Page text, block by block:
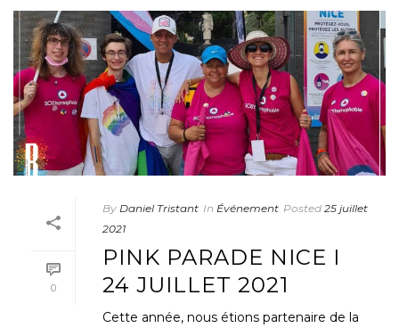
0
By Daniel Tristant In Événement Posted 25 juillet
2021
PINK PARADE NICE I
24 JUILLET 2021
Cette année, nous étions partenaire de la